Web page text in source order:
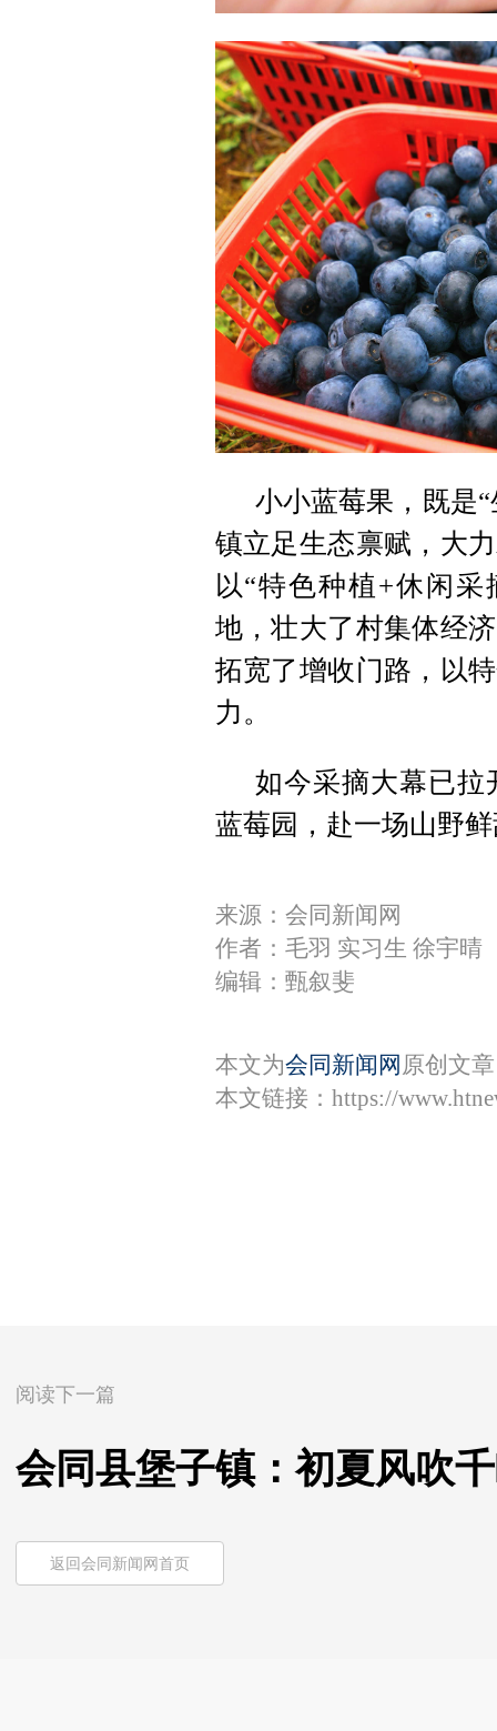
小小蓝莓果，既是
镇立足生态禀赋，大
以“特色种植+休闲
地，壮大了村集体经
拓宽了增收门路，以
力。
如今采摘大幕已拉
蓝莓园，赴一场山野
来源：会同新闻网
作者：毛羽 实习生 徐宇晴
编辑：甄叙斐
本文为会同新闻网 原创文
本文链接： https://
阅读下一篇
会同县堡子镇：初夏风吹
返回会同新闻网首页